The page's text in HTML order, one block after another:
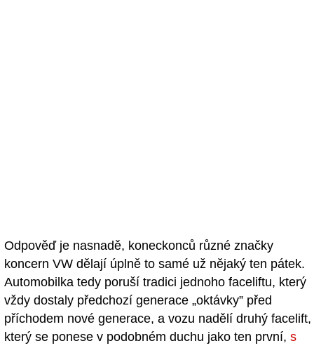
Odpověď je nasnadě, koneckonců různé značky
koncern VW dělají úplně to samé už nějaký ten pátek.
Automobilka tedy poruší tradici jednoho faceliftu, který
vždy dostaly předchozí generace „oktávky” před
příchodem nové generace, a vozu nadělí druhý facelift,
který se ponese v podobném duchu jako ten první, s